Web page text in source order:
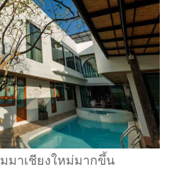
มาเชียงใหม่มากขึ้น